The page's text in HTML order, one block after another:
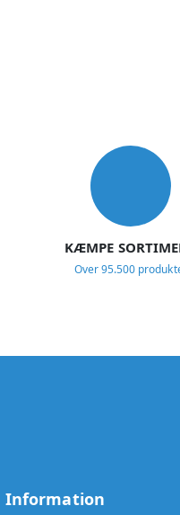
KÆMPE
Over 95.500
Information